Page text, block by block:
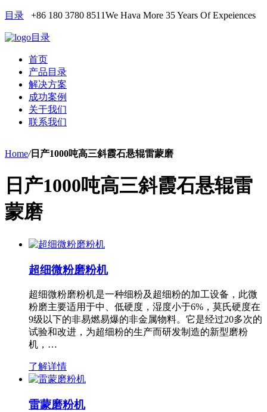
目录 +86 180 3780 8511We Hava More 35 Years Of Expeiences
目录
首页
产品目录
解决方案
成功案例
关于我们
联系我们
Home/日产1000吨高三斜霞石悬辊雷蒙磨
日产1000吨高三斜霞石悬辊雷
蒙磨
超细微粉磨粉机
超细微粉磨粉机是一种细粉及超细粉的加工设备，此微
粉磨主要适用于中、低硬度，湿度小于6%，莫氏硬度在
9级以下的非易燃易爆的非金属物料。它是经过20多次的
试验和改进，为超细粉的生产而研发制造的新型磨粉
机，…
了解详情
雷蒙磨粉机